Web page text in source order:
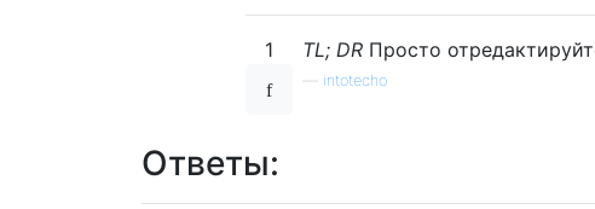
1 TL; DR Просто
intotecho
Ответы: